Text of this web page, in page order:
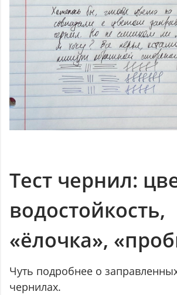
Тест чернил:
водостойкость,
«ёлочка»,
Чуть подробнее о
чернилах.